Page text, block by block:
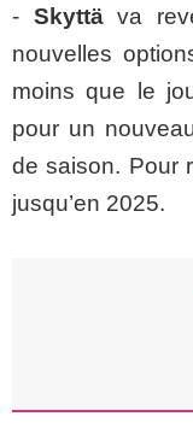
- Skyttäva
nouvelles
moins que le
pour un
de saison. Pour
jusqu’en 2025.